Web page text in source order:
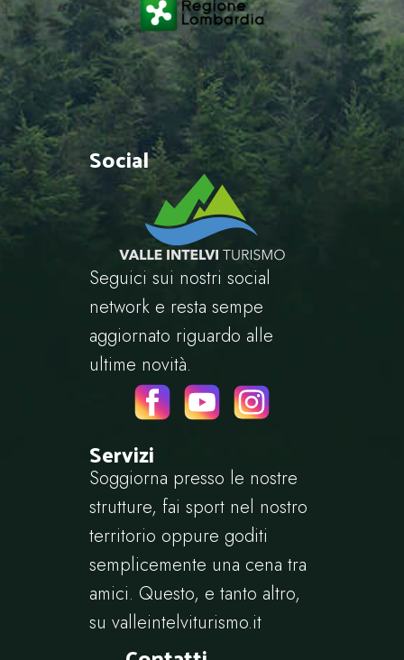
Social
Seguici sui nostri social
network e resta sempe
aggiornato riguardo alle
ultime novità.
Servizi
Soggiorna presso le nostre
strutture, fai sport nel nostro
territorio oppure goditi
semplicemente una cena tra
amici. Questo, e tanto altro,
su valleintelviturismo.it